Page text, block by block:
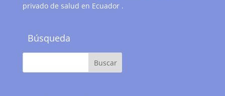
privado de salud en Ecuador .
Búsqueda